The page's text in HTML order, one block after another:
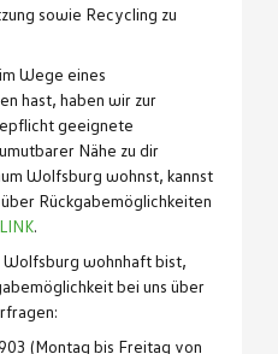
sowie Recycling zu
Wege eines
hast, haben wir zur
geeignete
Nähe zu dir
Wolfsburg wohnst, kannst
Rückgabemöglichkeiten
LINK.
Wolfsburg wohnhaft bist,
bei uns über
(Montag bis Freitag von